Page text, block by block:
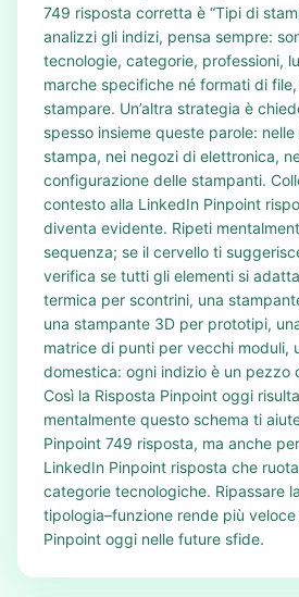
749 risposta corretta è “Tipi di
analizzi gli indizi, pensa sempre:
tecnologie, categorie, professioni,
marche specifiche né formati di
stampare. Un’altra strategia è
spesso insieme queste parole:
stampa, nei negozi di elettronica,
configurazione delle stampanti.
contesto alla LinkedIn Pinpoint
diventa evidente. Ripeti
sequenza; se il cervello ti
verifica se tutti gli elementi si
termica per scontrini, una
una stampante 3D per prototipi,
matrice di punti per vecchi moduli,
domestica: ogni indizio è un pezzo
Così la Risposta Pinpoint oggi
mentalmente questo schema ti
Pinpoint 749 risposta, ma anche
LinkedIn Pinpoint risposta che
categorie tecnologiche. Ripassare
tipologia–funzione rende più
Pinpoint oggi nelle future sfide.